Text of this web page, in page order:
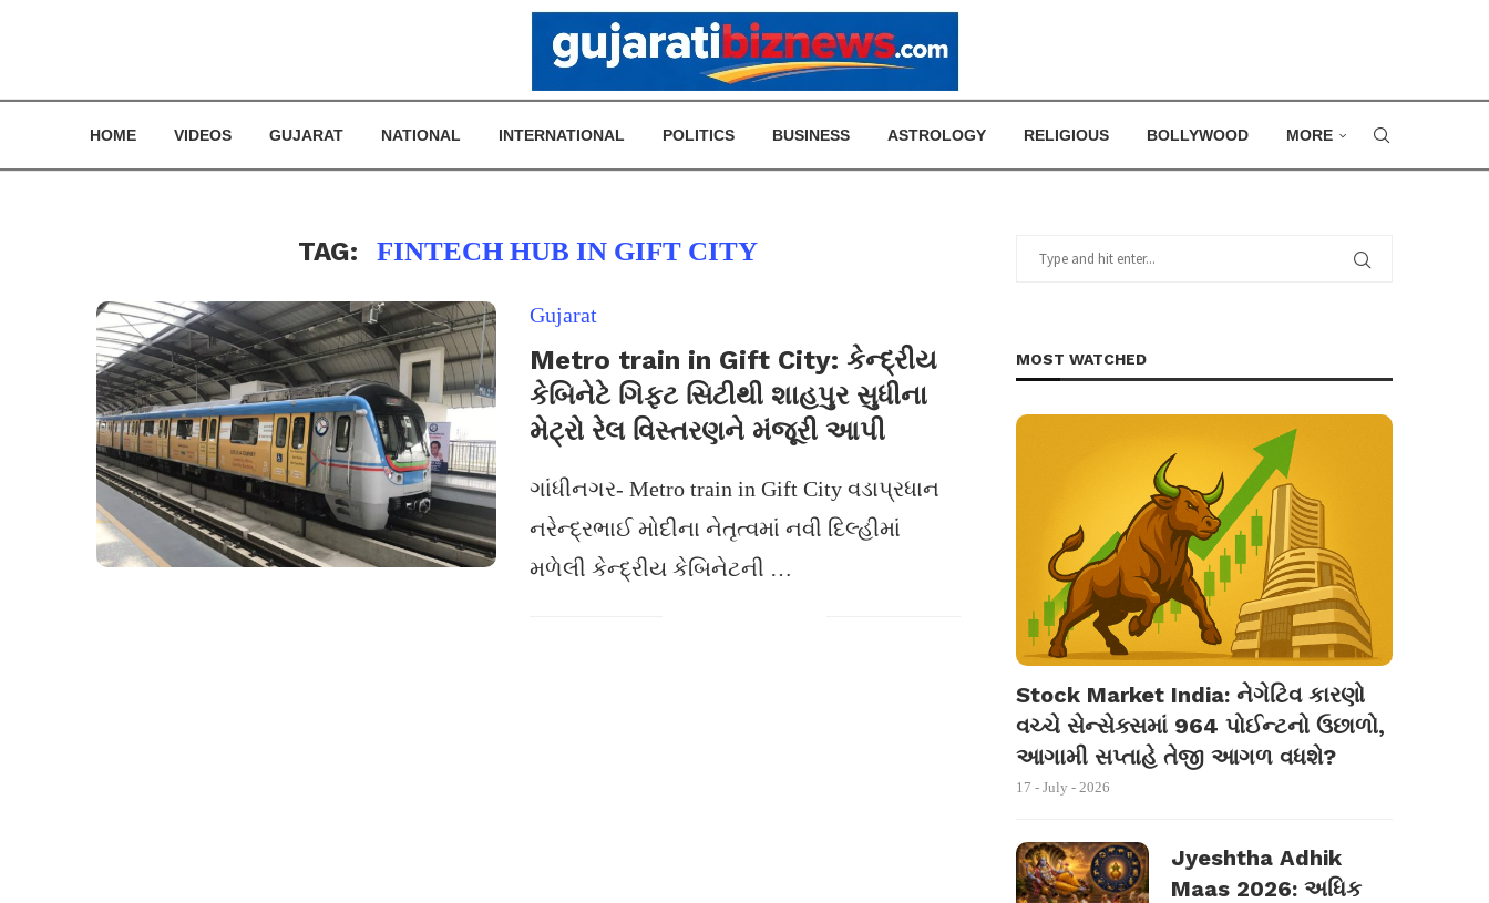
HOME VIDEOS GUJARAT NATIONAL INTERNATIONAL POLITICS BUSINESS ASTROLOGY RELIGIOUS BOLLYWOOD MORE
TAG: FINTECH HUB IN GIFT CITY
Gujarat
Metro train in Gift City: કેન્દ્રીય
કેબિનેટે ગિફ્ટ સિટીથી શાહપુર સુધીના
મેટ્રો રેલ વિસ્તરણને મંજૂરી આપી
ગાંધીનગર- Metro train in Gift City વડાપ્રધાન
નરેન્દ્રભાઈ મોદીના નેતૃત્વમાં નવી દિલ્હીમાં
મળેલી કેન્દ્રીય કેબિનેટની …
MOST WATCHED
Stock Market India: નેગેટિવ કારણો
વચ્ચે સેન્સેક્સમાં 964 પોઈન્ટનો ઉછાળો,
આગામી સપ્તાહે તેજી આગળ વધશે?
17 - July - 2026
Jyeshtha Adhik
Maas 2026: અધિક